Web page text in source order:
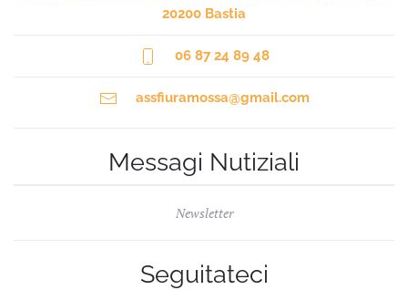
20200 Bastia
06 87 24 89 48
assfiuramossa@gmail.com
Messagi Nutiziali
Newsletter
Seguitateci